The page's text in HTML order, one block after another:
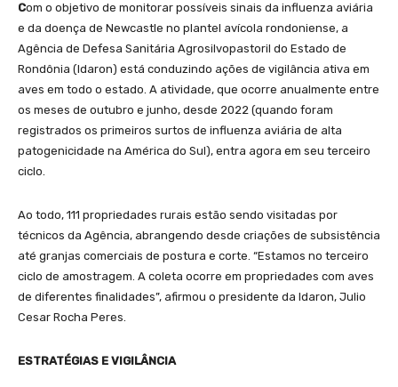
Com o objetivo de monitorar possíveis sinais da influenza aviária
e da doença de Newcastle no plantel avícola rondoniense, a
Agência de Defesa Sanitária Agrosilvopastoril do Estado de
Rondônia (Idaron) está conduzindo ações de vigilância ativa em
aves em todo o estado. A atividade, que ocorre anualmente entre
os meses de outubro e junho, desde 2022 (quando foram
registrados os primeiros surtos de influenza aviária de alta
patogenicidade na América do Sul), entra agora em seu terceiro
ciclo.
Ao todo, 111 propriedades rurais estão sendo visitadas por
técnicos da Agência, abrangendo desde criações de subsistência
até granjas comerciais de postura e corte. “Estamos no terceiro
ciclo de amostragem. A coleta ocorre em propriedades com aves
de diferentes finalidades”, afirmou o presidente da Idaron, Julio
Cesar Rocha Peres.
ESTRATÉGIAS E VIGILÂNCIA